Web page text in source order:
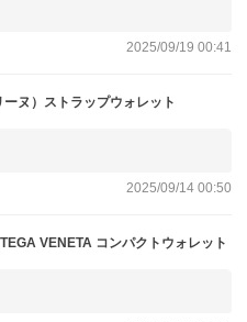
2025/09/19 00:41
ーヌ）ストラップウォレット
2025/09/14 00:50
VENETA コンパクトウォレット